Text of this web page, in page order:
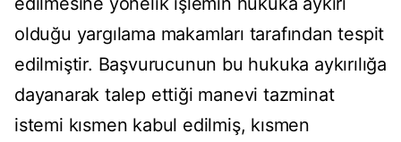
olduğu yargılama makamları tarafından tespit
edilmiştir. Başvurucunun bu hukuka aykırılığa
dayanarak talep ettiği manevi tazminat
istemi kısmen kabul edilmiş, kısmen